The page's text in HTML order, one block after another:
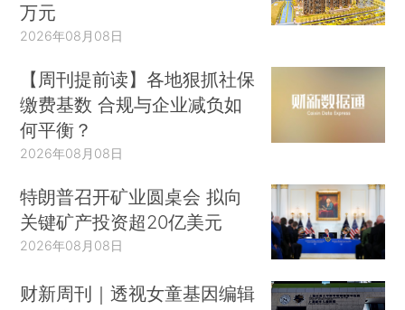
万元
2026年08月08日
【周刊提前读】各地狠抓社保
缴费基数 合规与企业减负如
何平衡？
2026年08月08日
特朗普召开矿业圆桌会 拟向
关键矿产投资超20亿美元
2026年08月08日
财新周刊｜透视女童基因编辑